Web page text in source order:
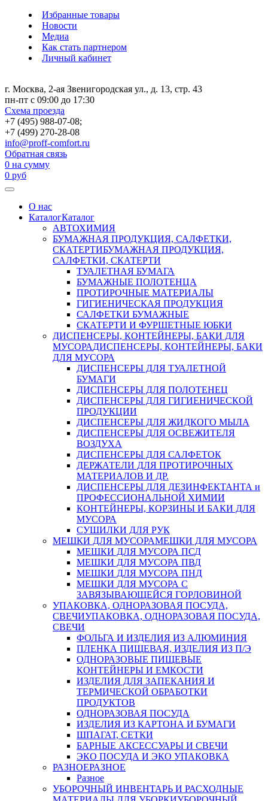
Избранные товары
Новости
Медиа
Как стать партнером
Личный кабинет
г. Москва, 2-ая Звенигородская ул., д. 13, стр. 43
пн-пт с 09:00 до 17:30
Схема проезда
+7 (495) 988-07-08;
+7 (499) 270-28-08
info@proff-comfort.ru
Обратная связь
0 на сумму
0 руб
О нас
КаталогКаталог
АВТОХИМИЯ
БУМАЖНАЯ ПРОДУКЦИЯ, САЛФЕТКИ,
СКАТЕРТИБУМАЖНАЯ ПРОДУКЦИЯ,
САЛФЕТКИ, СКАТЕРТИ
ТУАЛЕТНАЯ БУМАГА
БУМАЖНЫЕ ПОЛОТЕНЦА
ПРОТИРОЧНЫЕ МАТЕРИАЛЫ
ГИГИЕНИЧЕСКАЯ ПРОДУКЦИЯ
САЛФЕТКИ БУМАЖНЫЕ
СКАТЕРТИ И ФУРШЕТНЫЕ ЮБКИ
ДИСПЕНСЕРЫ, КОНТЕЙНЕРЫ, БАКИ ДЛЯ
МУСОРАДИСПЕНСЕРЫ, КОНТЕЙНЕРЫ, БАКИ
ДЛЯ МУСОРА
ДИСПЕНСЕРЫ ДЛЯ ТУАЛЕТНОЙ
БУМАГИ
ДИСПЕНСЕРЫ ДЛЯ ПОЛОТЕНЕЦ
ДИСПЕНСЕРЫ ДЛЯ ГИГИЕНИЧЕСКОЙ
ПРОДУКЦИИ
ДИСПЕНСЕРЫ ДЛЯ ЖИДКОГО МЫЛА
ДИСПЕНСЕРЫ ДЛЯ ОСВЕЖИТЕЛЯ
ВОЗДУХА
ДИСПЕНСЕРЫ ДЛЯ САЛФЕТОК
ДЕРЖАТЕЛИ ДЛЯ ПРОТИРОЧНЫХ
МАТЕРИАЛОВ И ДР.
ДИСПЕНСЕРЫ ДЛЯ ДЕЗИНФЕКТАНТА и
ПРОФЕССИОНАЛЬНОЙ ХИМИИ
КОНТЕЙНЕРЫ, КОРЗИНЫ И БАКИ ДЛЯ
МУСОРА
СУШИЛКИ ДЛЯ РУК
МЕШКИ ДЛЯ МУСОРАМЕШКИ ДЛЯ МУСОРА
МЕШКИ ДЛЯ МУСОРА ПСД
МЕШКИ ДЛЯ МУСОРА ПВД
МЕШКИ ДЛЯ МУСОРА ПНД
МЕШКИ ДЛЯ МУСОРА С
ЗАВЯЗЫВАЮЩЕЙСЯ ГОРЛОВИНОЙ
УПАКОВКА, ОДНОРАЗОВАЯ ПОСУДА,
СВЕЧИУПАКОВКА, ОДНОРАЗОВАЯ ПОСУДА,
СВЕЧИ
ФОЛЬГА И ИЗДЕЛИЯ ИЗ АЛЮМИНИЯ
ПЛЕНКА ПИЩЕВАЯ, ИЗДЕЛИЯ ИЗ П/Э
ОДНОРАЗОВЫЕ ПИЩЕВЫЕ
КОНТЕЙНЕРЫ И ЕМКОСТИ
ИЗДЕЛИЯ ДЛЯ ЗАПЕКАНИЯ И
ТЕРМИЧЕСКОЙ ОБРАБОТКИ
ПРОДУКТОВ
ОДНОРАЗОВАЯ ПОСУДА
ИЗДЕЛИЯ ИЗ КАРТОНА И БУМАГИ
ШПАГАТ, СЕТКИ
БАРНЫЕ АКСЕССУАРЫ И СВЕЧИ
ЭКО ПОСУДА И ЭКО УПАКОВКА
РАЗНОЕРАЗНОЕ
Разное
УБОРОЧНЫЙ ИНВЕНТАРЬ И РАСХОДНЫЕ